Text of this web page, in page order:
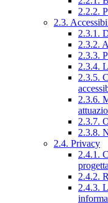
2.2.2.
2.3.
2.3.1.
2.3.2.
2.3.3.
2.3.4.
2.3.5.
2.3.6.
2.3.7.
2.3.8.
2.4. Privacy
2.4.1.
2.4.2.
2.4.3.